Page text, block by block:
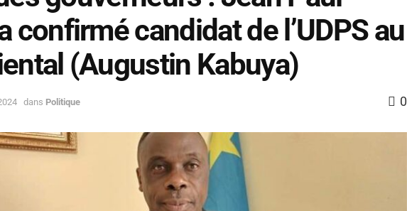
confirmé candidat de l’UDPS au
(Augustin Kabuya)
dans Politique 0